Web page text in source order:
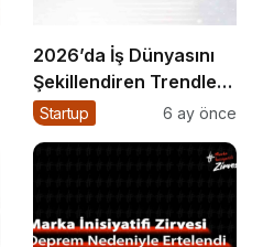
2026’da İş Dünyasını
Şekillendiren Trendler
Talk N Training “İlham
Startup 6 ay önce